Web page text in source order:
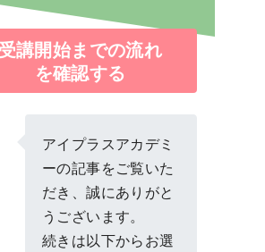
受講開始までの流れ
を確認する
アイプラスアカデミ
ーの記事をご覧いた
だき、誠にありがと
うございます。
続きは以下からお選